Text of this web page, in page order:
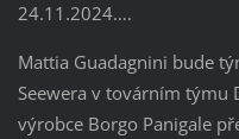
24.11.2024….
Mattia Guadagnini bude
Seewera v továrním týmu
výrobce Borgo Panigale